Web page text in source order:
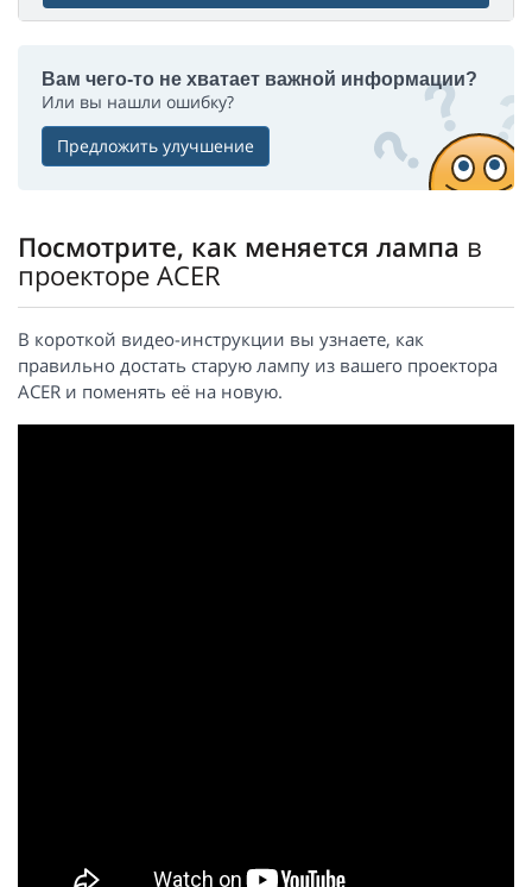
Вам чего-то не хватает важной информации?
Или вы нашли ошибку?
Предложить улучшение
Посмотрите, как меняется лампа в
проекторе ACER
В короткой видео-инструкции вы узнаете, как
правильно достать старую лампу из вашего проектора
ACER и поменять её на новую.